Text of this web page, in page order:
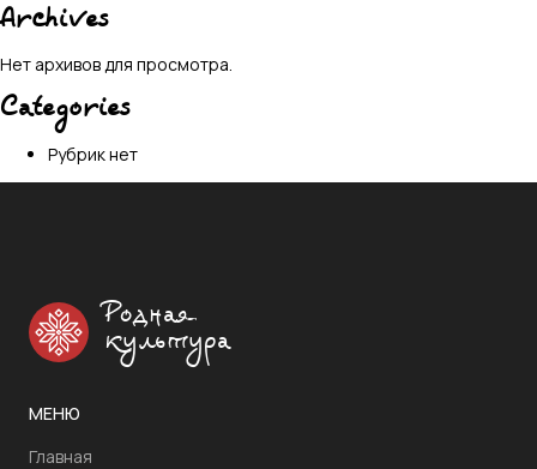
Archives
Нет архивов для просмотра.
Categories
Рубрик нет
Родная
культура
МЕНЮ
Главная